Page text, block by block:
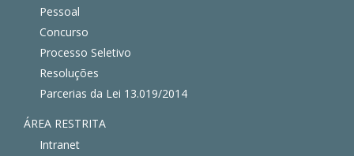
Pessoal
Concurso
Processo Seletivo
Resoluções
Parcerias da Lei 13.019/2014
ÁREA RESTRITA
Intranet